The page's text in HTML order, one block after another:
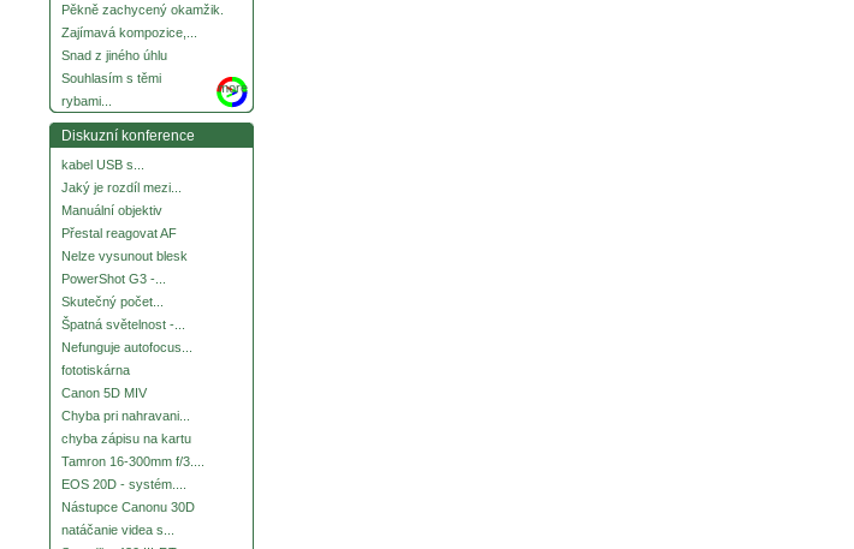
Pěkně zachycený okamžik.
Zajímavá kompozice,...
Snad z jiného úhlu
Souhlasím s těmi
rybami...
more
Diskuzní konference
kabel USB s...
Jaký je rozdíl mezi...
Manuální objektiv
Přestal reagovat AF
Nelze vysunout blesk
PowerShot G3 -...
Skutečný počet...
Špatná světelnost -...
Nefunguje autofocus...
fototiskárna
Canon 5D MIV
Chyba pri nahravani...
chyba zápisu na kartu
Tamron 16-300mm f/3....
EOS 20D - systém....
Nástupce Canonu 30D
natáčanie videa s...